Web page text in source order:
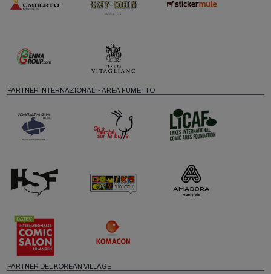
PARTNER INTERNAZIONALI - AREA FUMETTO
PARTNER DEL KOREAN VILLAGE